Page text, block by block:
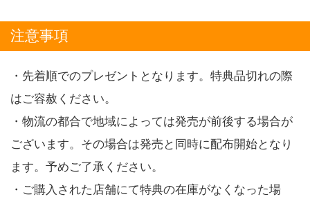
注意事項
・先着順でのプレゼントとなります。特典品切れの際
はご容赦ください。
・物流の都合で地域によっては発売が前後する場合が
ございます。その場合は発売と同時に配布開始となり
ます。予めご了承ください。
・ご購入された店舗にて特典の在庫がなくなった場